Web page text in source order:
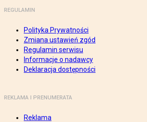
REGULAMIN
Polityka Prywatności
Zmiana ustawień zgód
Regulamin serwisu
Informacje o nadawcy
Deklaracja dostępności
REKLAMA I PRENUMERATA
Reklama